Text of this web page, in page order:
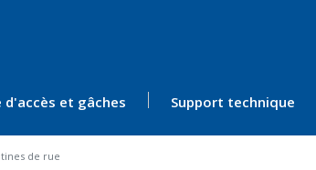
d'accès et gâches Support technique
de rue